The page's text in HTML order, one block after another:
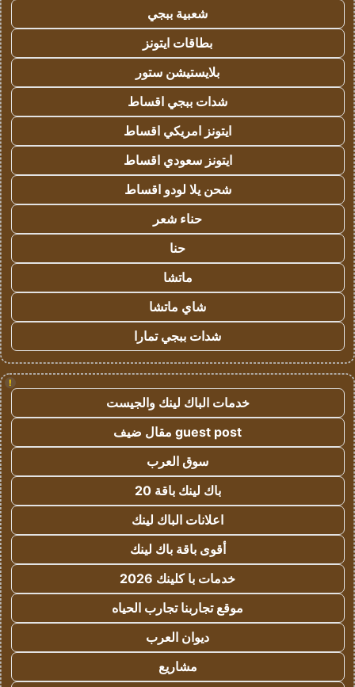
شعبية ببجي
بطاقات ايتونز
بلايستيشن ستور
شدات ببجي اقساط
ايتونز امريكي اقساط
ايتونز سعودي اقساط
شحن يلا لودو اقساط
حناء شعر
حنا
ماتشا
شاي ماتشا
شدات ببجي تمارا
!
خدمات الباك لينك والجيست
guest post مقال ضيف
سوق العرب
باك لينك باقة 20
اعلانات الباك لينك
أقوى باقة باك لينك
خدمات با كلينك 2026
موقع تجاربنا تجارب الحياه
ديوان العرب
مشاريع